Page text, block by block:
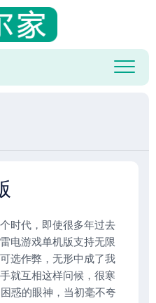
时代，即使很多年过去
电游戏单机版支持无限
选作弊，无形中成了我
就互相这样问候，很寒
惑的眼神，当初毫不夸